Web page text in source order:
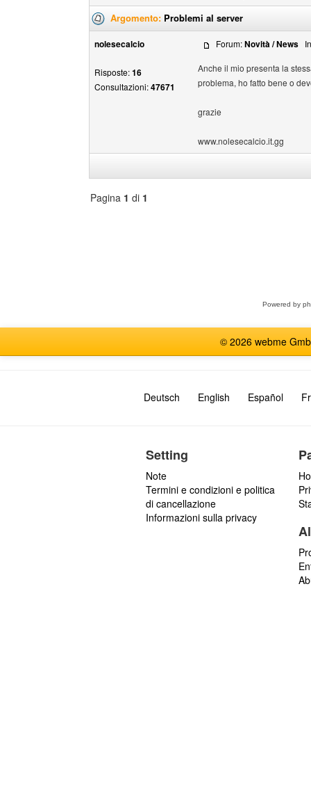
Argomento: Problemi al server
nolesecalcio
Risposte:16
Consultazioni:47671
Forum:Novità / News
Anche il mio presenta la
problema, ho fatto bene o
grazie
www.nolesecalcio.it.gg
Pagina 1 di 1
Powered by
© 2026 webme
Deutsch English Español
Setting
Note
Termini e condizioni e politica
di cancellazione
Informazioni sulla privacy